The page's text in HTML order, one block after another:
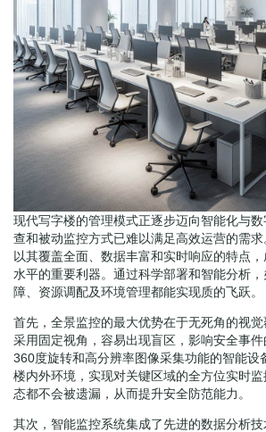
现代写字楼的管理模式正逐步迈向智能化与
查和被动监控方式已难以满足高效运营的需
以其覆盖全面、数据丰富和实时响应的特点
水平的重要利器。通过科学部署和智能分析
障、资源调配及环境管理都能实现质的飞跃。
首先，全景监控的最大优势在于无死角的视
采用固定视角，容易出现盲区，影响安全事
360度旋转和高分辨率图像采集功能的智能设
楼内外环境，实现对关键区域的全方位实时
态都不会被遗漏，从而提升安全防范能力。
其次，智能监控系统集成了先进的数据分析